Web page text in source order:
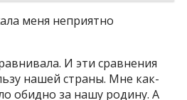
меня неприятно
И эти сравнения
нашей страны. Мне как-
обидно за нашу родину. А